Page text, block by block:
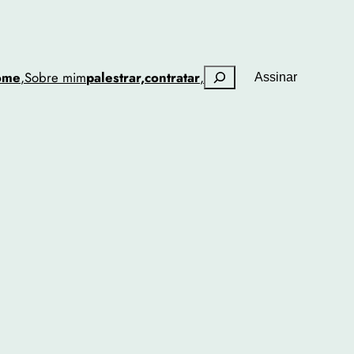
,Sobre mimpalestrar,contratar, PesquisarAssinar